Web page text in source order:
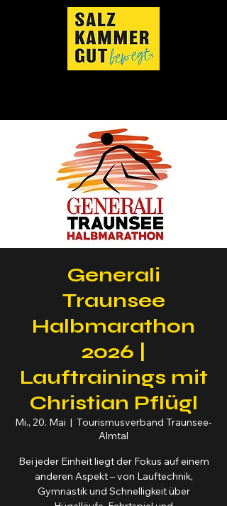
Generali
Traunsee
Halbmarathon
2026 |
Lauftrainings mit
Christian Pflügl
Mi., 20. Mai
  |
Tourismusverband Traunsee-
Almtal
Bei jeder Einheit liegt der Fokus auf einem
anderen Aspekt – von Lauftechnik,
Gymnastik und Schnelligkeit über